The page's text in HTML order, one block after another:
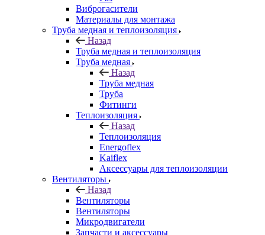
Виброгасители
Материалы для монтажа
Труба медная и теплоизоляция
Назад
Труба медная и теплоизоляция
Труба медная
Назад
Труба медная
Труба
Фитинги
Теплоизоляция
Назад
Теплоизоляция
Energoflex
Kaiflex
Аксессуары для теплоизоляции
Вентиляторы
Назад
Вентиляторы
Вентиляторы
Микродвигатели
Запчасти и аксессуары